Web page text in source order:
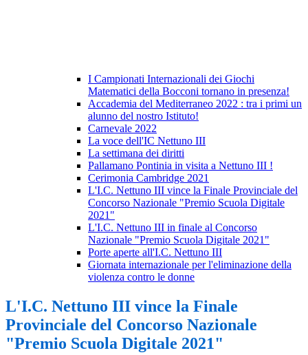
I Campionati Internazionali dei Giochi
Matematici della Bocconi tornano in presenza!
Accademia del Mediterraneo 2022 : tra i primi un
alunno del nostro Istituto!
Carnevale 2022
La voce dell'IC Nettuno III
La settimana dei diritti
Pallamano Pontinia in visita a Nettuno III !
Cerimonia Cambridge 2021
L'I.C. Nettuno III vince la Finale Provinciale del
Concorso Nazionale "Premio Scuola Digitale
2021"
L'I.C. Nettuno III in finale al Concorso
Nazionale "Premio Scuola Digitale 2021"
Porte aperte all'I.C. Nettuno III
Giornata internazionale per l'eliminazione della
violenza contro le donne
L'I.C. Nettuno III vince la Finale
Provinciale del Concorso Nazionale
"Premio Scuola Digitale 2021"